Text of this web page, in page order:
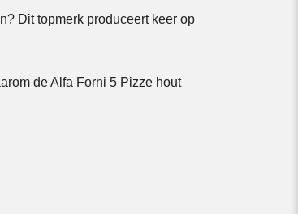
Dit topmerk produceert keer op
de Alfa Forni 5 Pizze hout